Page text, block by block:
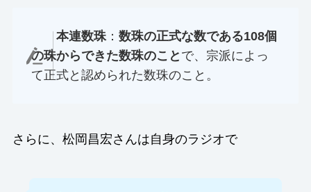
本連数珠： 数珠の正式な数である108個
の珠からできた数珠のこと で、宗派によっ
て正式と認められた数珠のこと。
さらに、松岡昌宏さんは自身のラジオで